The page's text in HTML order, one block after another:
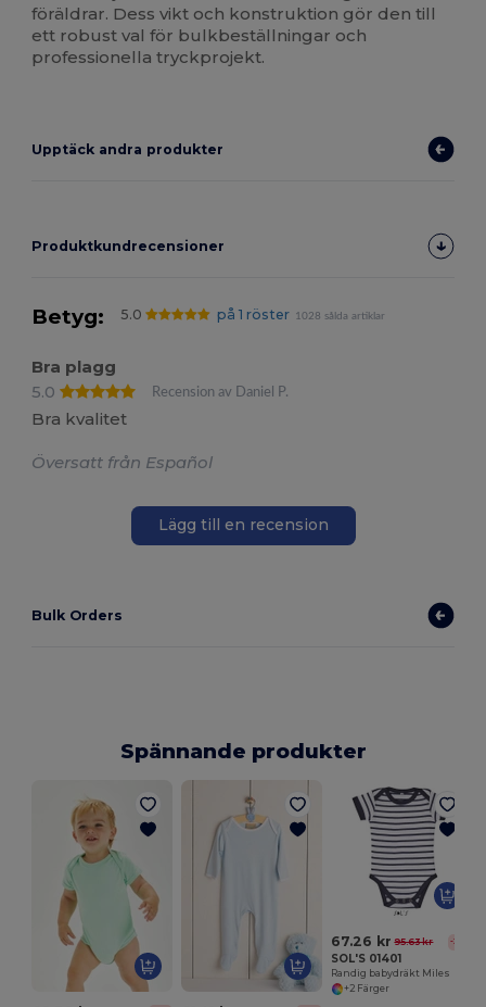
föräldrar. Dess vikt och konstruktion gör den till
ett robust val för bulkbeställningar och
professionella tryckprojekt.
Upptäck andra produkter
Produktkundrecensioner
Betyg: 5.0 på 1 röster 1028 sålda artiklar
Bra plagg
5.0
Recension av Daniel P.
Bra kvalitet
Översatt från Español
Lägg till en recension
Bulk Orders
Spännande produkter
67.26 kr 95.63 kr -30%
SOL'S 01401
Randig babydräkt Miles
+2 Färger